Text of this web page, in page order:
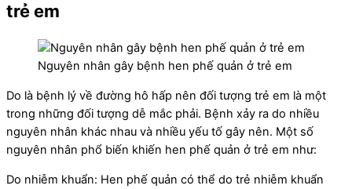
trẻ em
Nguyên nhân gây bệnh hen phế quản ở trẻ em
Do là bệnh lý về đường hô hấp nên đối tượng trẻ em là một
trong những đối tượng dễ mắc phải. Bệnh xảy ra do nhiều
nguyên nhân khác nhau và nhiều yếu tố gây nên. Một số
nguyên nhân phổ biến khiến hen phế quản ở trẻ em như:
Do nhiễm khuẩn: Hen phế quản có thể do trẻ nhiễm khuẩn